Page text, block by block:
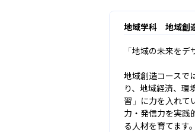
地域学科 地域創
「地域の未来をデ
地域創造コースで
り、地域経済、
習」に力を入れて
力・発信力を実践
る人材を育てます